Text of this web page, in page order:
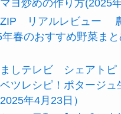
ヨ炒めの作り方(2025
リアルレビュー 農
年春のおすすめ野菜ま
しテレビ シェアト
ツレシピ！ポタージュ
年4月23日）